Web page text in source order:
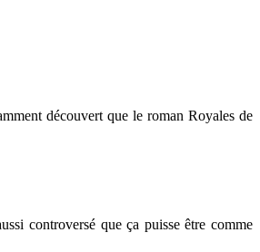
découvert que le roman Royales de
controversé que ça puisse être comme